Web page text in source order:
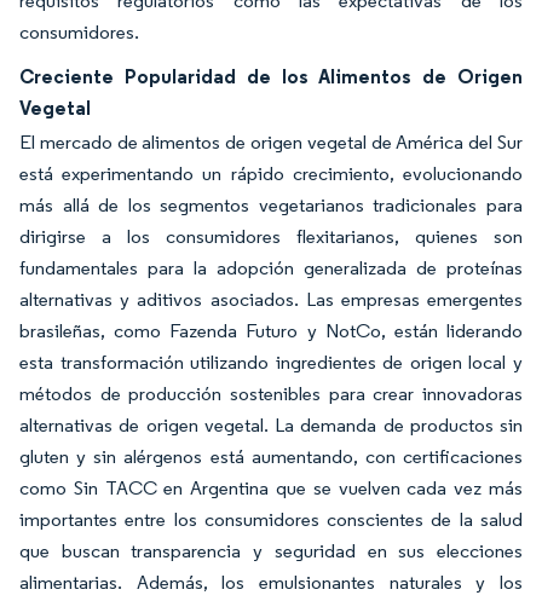
consumidores.
Creciente Popularidad de los Alimentos de Origen
Vegetal
El mercado de alimentos de origen vegetal de América del Sur
está experimentando un rápido crecimiento, evolucionando
más allá de los segmentos vegetarianos tradicionales para
dirigirse a los consumidores flexitarianos, quienes son
fundamentales para la adopción generalizada de proteínas
alternativas y aditivos asociados. Las empresas emergentes
brasileñas, como Fazenda Futuro y NotCo, están liderando
esta transformación utilizando ingredientes de origen local y
métodos de producción sostenibles para crear innovadoras
alternativas de origen vegetal. La demanda de productos sin
gluten y sin alérgenos está aumentando, con certificaciones
como Sin TACC en Argentina que se vuelven cada vez más
importantes entre los consumidores conscientes de la salud
que buscan transparencia y seguridad en sus elecciones
alimentarias. Además, los emulsionantes naturales y los